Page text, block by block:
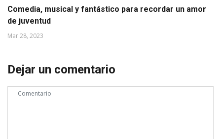
Comedia, musical y fantástico para recordar un amor
de juventud
Mar 28, 2023
Dejar un comentario